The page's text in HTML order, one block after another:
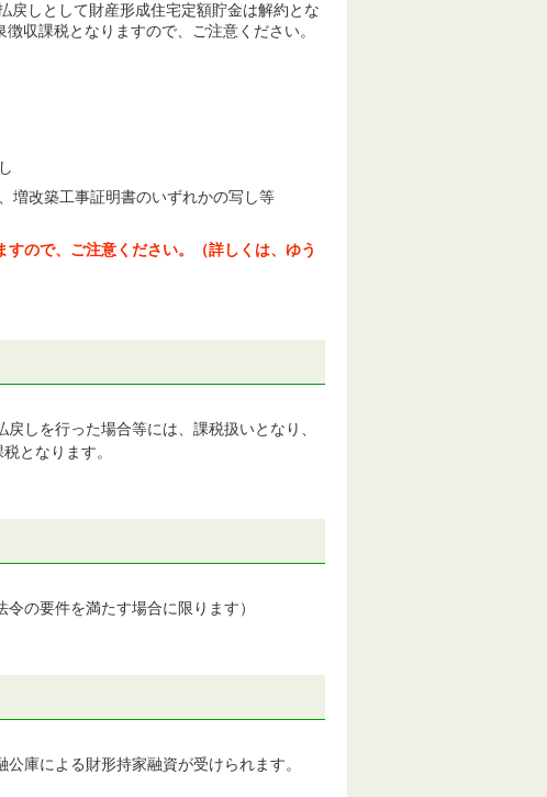
戻しとして財産形成住宅定額貯金は解約とな
収課税となりますので、ご注意ください。
増改築工事証明書のいずれかの写し等
ので、ご注意ください。（詳しくは、ゆう
しを行った場合等には、課税扱いとなり、
となります。
の要件を満たす場合に限ります）
庫による財形持家融資が受けられます。